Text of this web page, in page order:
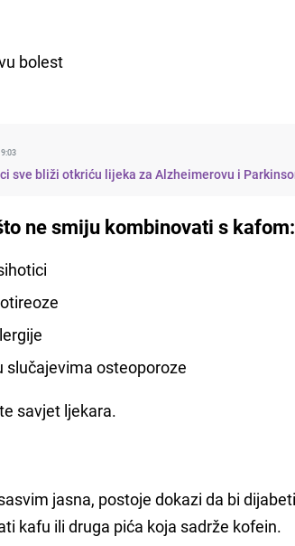
bolest
sve bliži otkriću lijeka za Alzheimerovu i
ne smiju kombinovati s kafom:
slučajevima osteoporoze
savjet ljekara.
jasna, postoje dokazi da bi
kafu ili druga pića koja sadrže kofein.